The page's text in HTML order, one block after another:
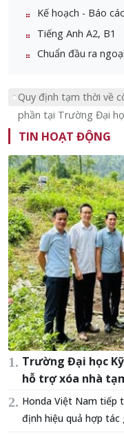
Kế hoạch - Báo
Tiếng Anh A2, B1
Chuẩn đầu ra
Quy định tạm thời về
phần tại Trường Đại
TIN HOẠT ĐỘNG
Trường Đại học
hỗ trợ xóa nhà
Honda Việt Nam tiếp
định hiệu quả hợp